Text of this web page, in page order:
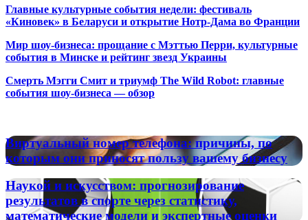
Главные культурные события недели: фестиваль
«Киновек» в Беларуси и открытие Нотр-Дама во Франции
Мир шоу-бизнеса: прощание с Мэттью Перри, культурные
события в Минске и рейтинг звезд Украины
Смерть Мэгги Смит и триумф The Wild Robot: главные
события шоу-бизнеса — обзор
Виртуальный
номер
телефона:
причины,
по
которым
они
Виртуальный номер телефона: причины, по
которым они приносят пользу вашему бизнесу
Наукой
и
искусством:
Наукой и искусством: прогнозирование
результатов в спорте через статистику,
математические модели и экспертные оценки